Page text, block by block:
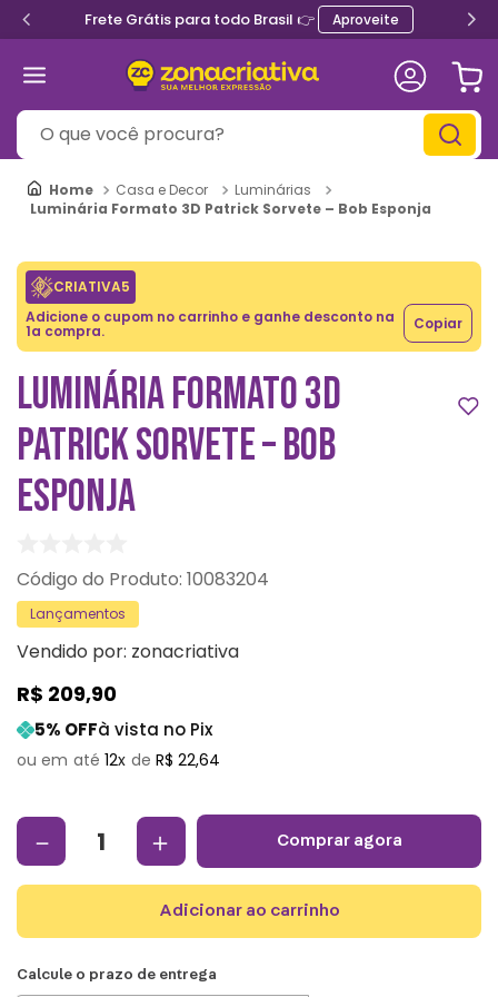
Frete Grátis para todo Brasil 👉 Aproveite
O que você procura?
Casa e Decor
Luminárias
Luminária Formato 3D Patrick Sorvete – Bob Esponja
CRIATIVA5
Adicione o cupom no carrinho e ganhe desconto na
1a compra. Copiar
LUMINÁRIA FORMATO 3D
PATRICK SORVETE – BOB
ESPONJA
: 10083204
Lançamentos
Vendido por: zonacriativa
R$ 209,90
5% OFFà vista no Pix
12 R$ 22,64
＋
－ comprar agora
adicionar ao carrinho